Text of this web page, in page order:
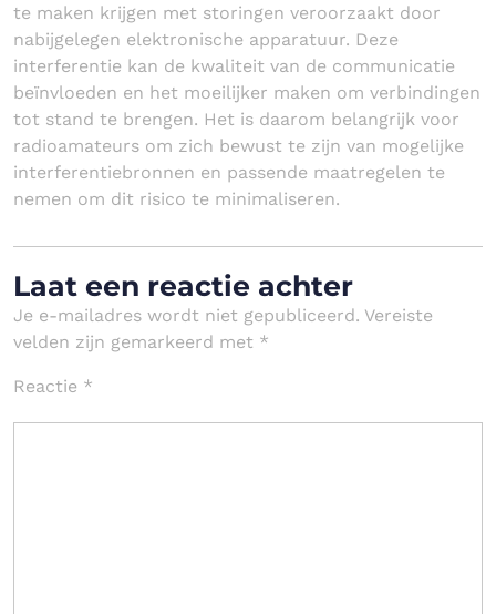
te maken krijgen met storingen veroorzaakt door
nabijgelegen elektronische apparatuur. Deze
interferentie kan de kwaliteit van de communicatie
beïnvloeden en het moeilijker maken om verbindingen
tot stand te brengen. Het is daarom belangrijk voor
radioamateurs om zich bewust te zijn van mogelijke
interferentiebronnen en passende maatregelen te
nemen om dit risico te minimaliseren.
Laat een reactie achter
Je e-mailadres wordt niet gepubliceerd. Vereiste
velden zijn gemarkeerd met *
Reactie *